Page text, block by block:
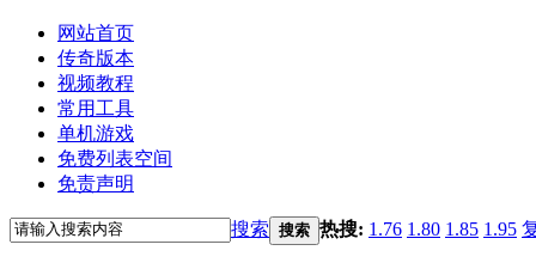
网站首页
传奇版本
视频教程
常用工具
单机游戏
免费列表空间
免责声明
搜索 搜索 热搜: 1.76 1.80 1.85 1.95